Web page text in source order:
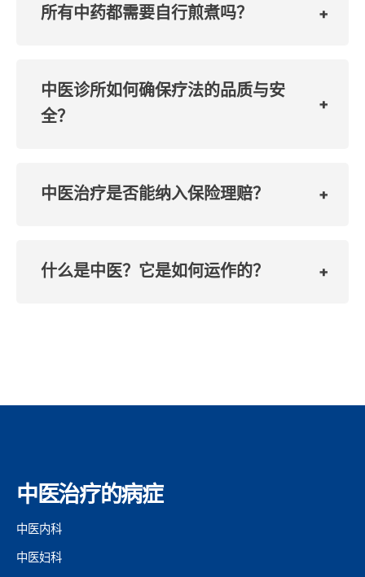
所有中药都需要自行煎煮吗？
中医诊所如何确保疗法的品质与安
全？
中医治疗是否能纳入保险理赔？
什么是中医？它是如何运作的？
中医治疗的病症
中医内科
中医妇科